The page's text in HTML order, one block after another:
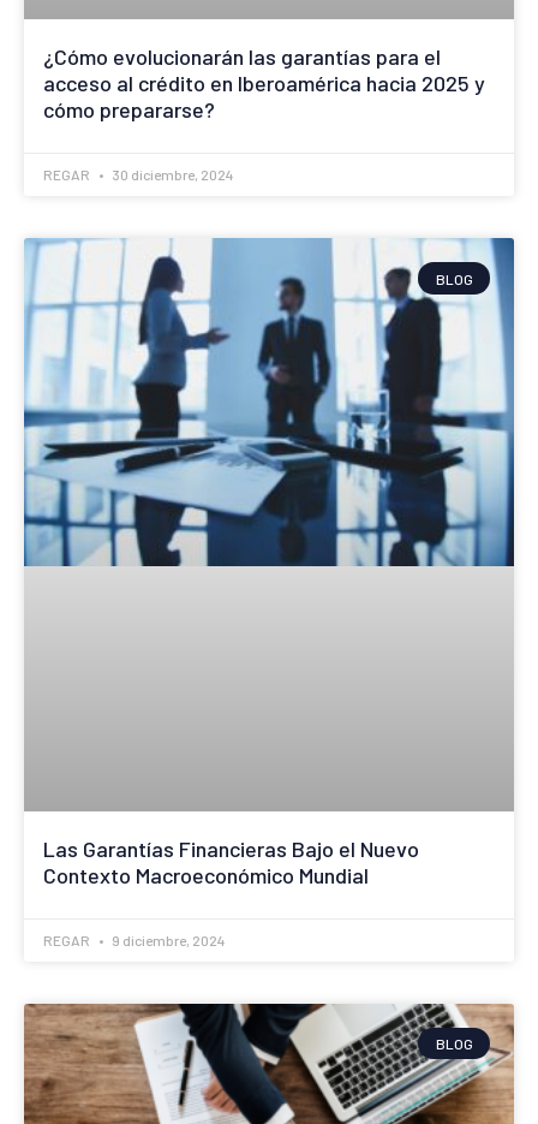
¿Cómo evolucionarán las garantías para el
acceso al crédito en Iberoamérica hacia 2025 y
cómo prepararse?
REGAR 30 diciembre, 2024
BLOG
Las Garantías Financieras Bajo el Nuevo
Contexto Macroeconómico Mundial
REGAR 9 diciembre, 2024
BLOG